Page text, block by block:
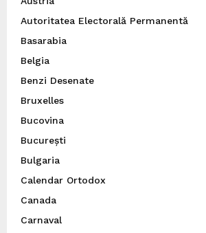
Autoritatea Electorală Permanentă
Basarabia
Belgia
Benzi Desenate
Bruxelles
Bucovina
București
Bulgaria
Calendar Ortodox
Canada
Carnaval